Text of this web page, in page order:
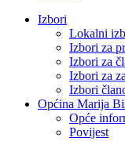
Izbori
Lokalni
Izbori za
Izbori za
Izbori za
Izbori
Općina Marija
Opće
Povijest